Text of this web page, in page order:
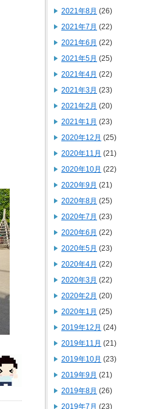
2021年8月 (26)
2021年7月 (22)
2021年6月 (22)
2021年5月 (25)
2021年4月 (22)
2021年3月 (23)
2021年2月 (20)
2021年1月 (23)
2020年12月 (25)
2020年11月 (21)
2020年10月 (22)
2020年9月 (21)
2020年8月 (25)
2020年7月 (23)
2020年6月 (22)
2020年5月 (23)
2020年4月 (22)
2020年3月 (22)
2020年2月 (20)
2020年1月 (25)
2019年12月 (24)
2019年11月 (21)
2019年10月 (23)
2019年9月 (21)
2019年8月 (26)
2019年7月 (23)